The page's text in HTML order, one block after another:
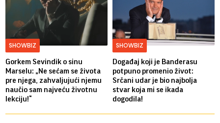
SHOWBIZ
Gorkem Sevindik o sinu
Marselu: „Ne sećam se života
pre njega, zahvaljujući njemu
naučio sam najveću životnu
lekciju!“
SHOWBIZ
Događaj koji je Banderasu
potpuno promenio život:
Srčani udar je bio najbolja
stvar koja mi se ikada
dogodila!